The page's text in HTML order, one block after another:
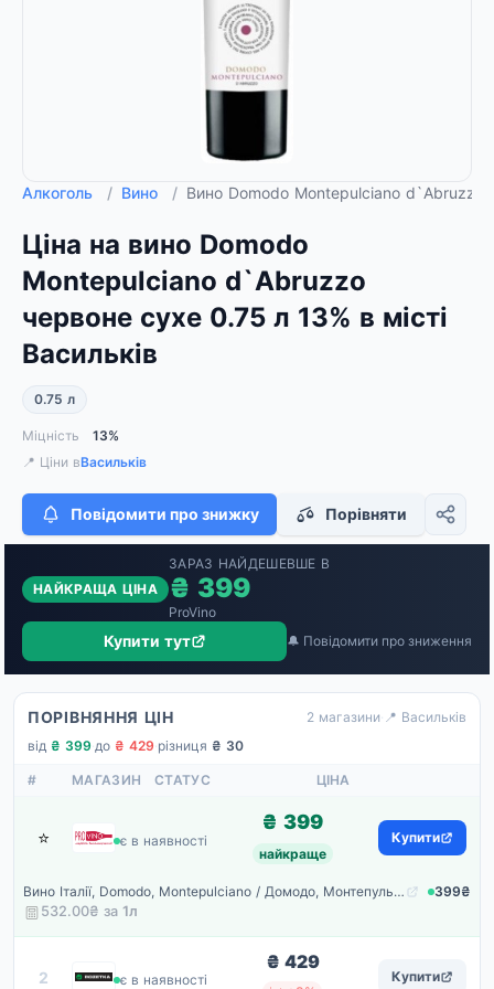
Алкоголь / Вино / Вино Domodo Montepulciano
Ціна на вино Domodo
Montepulciano d`Abruzzo
червоне сухе 0.75 л 13% в місті
Васильків
0.75 л
Міцність
13%
📍 Ціни вВасильків
Повідомити про знижку Порівняти
НАЙКРАЩА ЦІНА
ЗАРАЗ НАЙДЕШЕВШЕ В
₴ 399
ProVino
Купити тут 🔔 Повідомити про зниження
ПОРІВНЯННЯ ЦІН 2 магазини· 📍 Васильків
від ₴ 399·до ₴ 429·різниця ₴ 30
# МАГАЗИН СТАТУС ЦІНА
⭐ ProVino
є в наявності
₴ 399
найкраще
Купити
Вино Італії, Domodo, Montepulciano / Домодо, Монтепульчано, Червоне, Сухе, 13%, 0.75 л
399₴
532.00₴ за 1л
2 Rozetka
є в наявності
₴ 429
Купити